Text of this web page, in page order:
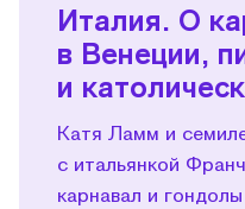
Италия. О
в Венеции,
и
Катя Ламм и
с итальянкой
карнавал и